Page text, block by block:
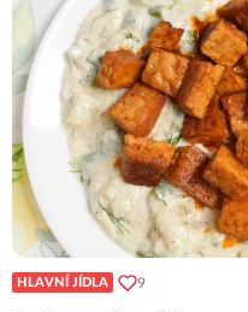
HLAVNÍ JÍDLA 9